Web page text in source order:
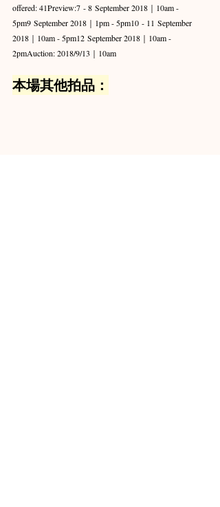
offered: 41Preview:7 - 8 September 2018｜10am -
5pm9 September 2018｜1pm - 5pm10 - 11 September
2018｜10am - 5pm12 September 2018｜10am -
2pmAuction: 2018/9/13｜10am
本場其他拍品：